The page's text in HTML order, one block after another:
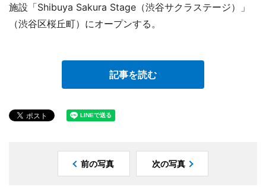
施設「Shibuya Sakura Stage（渋谷サクラステージ）」
（渋谷区桜丘町）にオープンする。
記事を読む
前の写真 次の写真